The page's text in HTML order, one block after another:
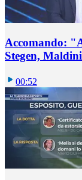
Accomando:
Stegen,
00:52